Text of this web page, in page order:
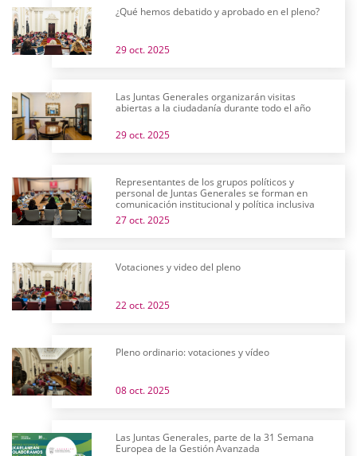
¿Qué hemos debatido y aprobado en el pleno?
29 oct. 2025
Las Juntas Generales organizarán visitas
abiertas a la ciudadanía durante todo el año
29 oct. 2025
Representantes de los grupos políticos y
personal de Juntas Generales se forman en
comunicación institucional y política inclusiva
27 oct. 2025
Votaciones y video del pleno
22 oct. 2025
Pleno ordinario: votaciones y vídeo
08 oct. 2025
Las Juntas Generales, parte de la 31 Semana
Europea de la Gestión Avanzada